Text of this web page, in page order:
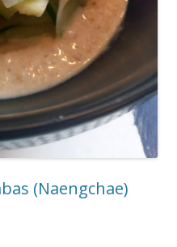
(Naengchae)